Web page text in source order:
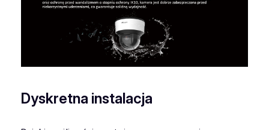
Dyskretna instalacja